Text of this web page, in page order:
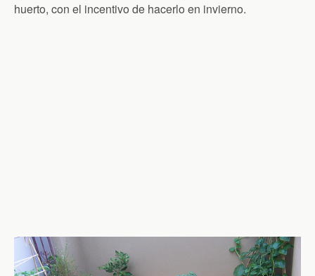
huerto, con el incentivo de hacerlo en invierno.